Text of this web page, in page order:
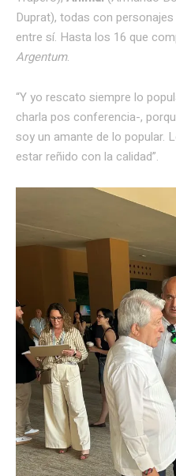
Duprat), todas con
entre sí. Hasta los 16 que
Argentum.
“Y yo rescato siempre lo
charla pos conferencia-,
soy un amante de lo popular.
estar reñido con la calidad”.